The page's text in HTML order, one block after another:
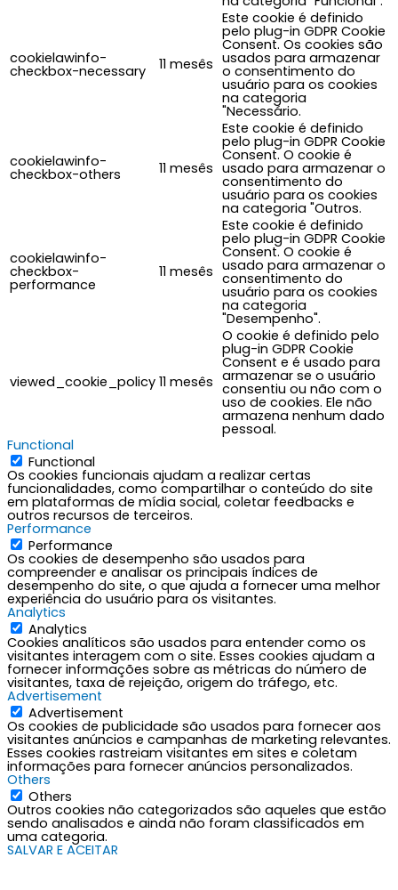
cookielawinfo-
checkbox-necessary 11 mesês
Este cookie é definido
pelo plug-in GDPR Cookie
Consent. Os cookies são
usados para armazenar
o consentimento do
usuário para os cookies
na categoria
"Necessário.
cookielawinfo-
checkbox-others 11 mesês
Este cookie é definido
pelo plug-in GDPR Cookie
Consent. O cookie é
usado para armazenar o
consentimento do
usuário para os cookies
na categoria "Outros.
cookielawinfo-
checkbox-
performance
11 mesês
Este cookie é definido
pelo plug-in GDPR Cookie
Consent. O cookie é
usado para armazenar o
consentimento do
usuário para os cookies
na categoria
"Desempenho".
viewed_cookie_policy 11 mesês
O cookie é definido pelo
plug-in GDPR Cookie
Consent e é usado para
armazenar se o usuário
consentiu ou não com o
uso de cookies. Ele não
armazena nenhum dado
pessoal.
Functional
Functional
Os cookies funcionais ajudam a realizar certas
funcionalidades, como compartilhar o conteúdo do site
em plataformas de mídia social, coletar feedbacks e
outros recursos de terceiros.
Performance
Performance
Os cookies de desempenho são usados para
compreender e analisar os principais índices de
desempenho do site, o que ajuda a fornecer uma melhor
experiência do usuário para os visitantes.
Analytics
Analytics
Cookies analíticos são usados para entender como os
visitantes interagem com o site. Esses cookies ajudam a
fornecer informações sobre as métricas do número de
visitantes, taxa de rejeição, origem do tráfego, etc.
Advertisement
Advertisement
Os cookies de publicidade são usados para fornecer aos
visitantes anúncios e campanhas de marketing relevantes.
Esses cookies rastreiam visitantes em sites e coletam
informações para fornecer anúncios personalizados.
Others
Others
Outros cookies não categorizados são aqueles que estão
sendo analisados e ainda não foram classificados em
uma categoria.
SALVAR E ACEITAR